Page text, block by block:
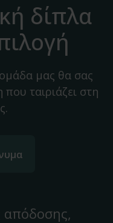
δίπλα
μας θα σας
ταιριάζει στη
απόδοσης,